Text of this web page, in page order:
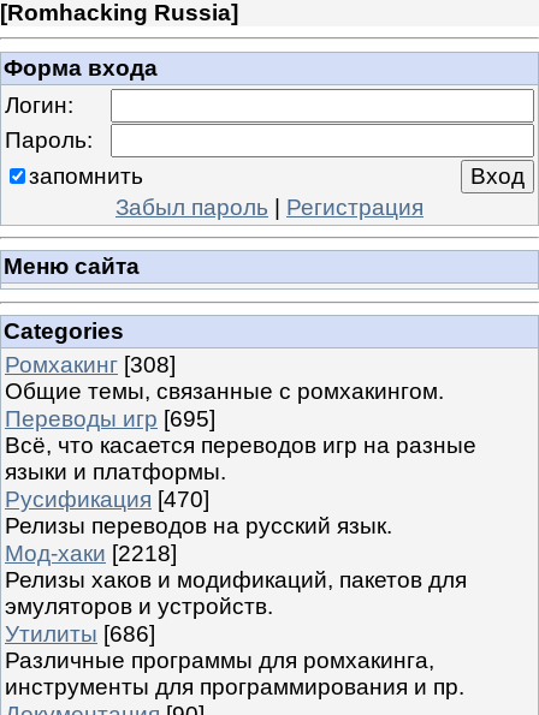
[Romhacking Russia]
Форма входа
Логин:
Пароль:
запомнить
Забыл пароль | Регистрация
Меню сайта
Categories
Ромхакинг [308]
Общие темы, связанные с ромхакингом.
Переводы игр [695]
Всё, что касается переводов игр на разные
языки и платформы.
Русификация [470]
Релизы переводов на русский язык.
Мод-хаки [2218]
Релизы хаков и модификаций, пакетов для
эмуляторов и устройств.
Утилиты [686]
Различные программы для ромхакинга,
инструменты для программирования и пр.